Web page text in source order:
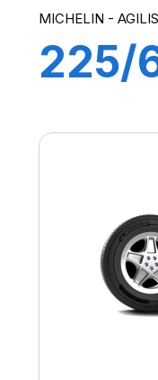
MICHELIN -
225/